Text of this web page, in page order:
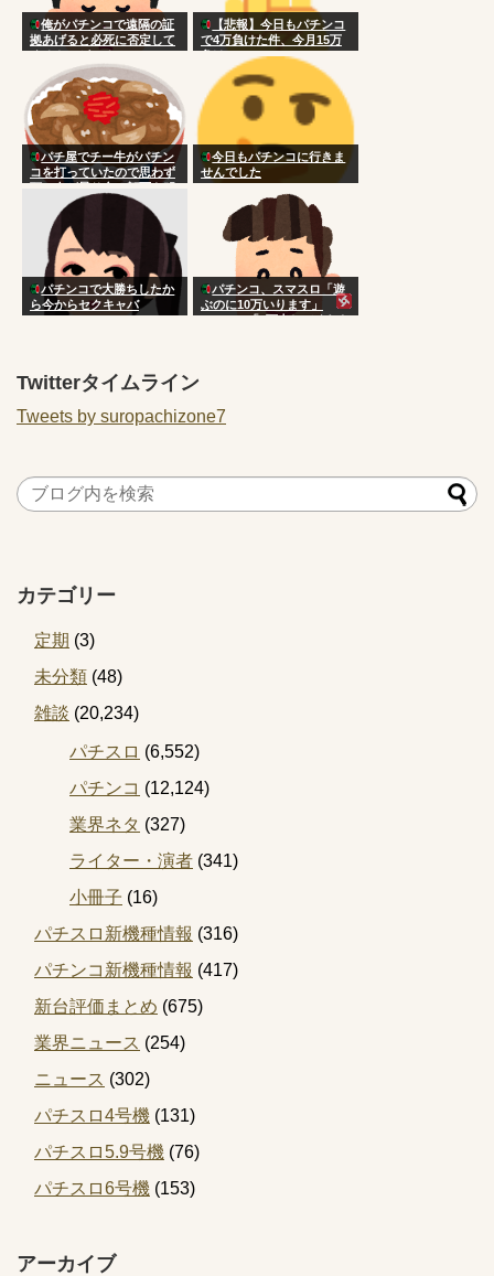
俺がパチンコで遠隔の証
拠あげると必死に否定して
くるやつがいる
【悲報】今日もパチンコ
で4万負けた件、今月15万
負け
パチ屋でチー牛がパチン
コを打っていたので思わず
頭に血が昇り台に顔面を叩
きつけた
今日もパチンコに行きま
せんでした
パチンコで大勝ちしたか
ら今からセクキャバ
パチンコ、スマスロ「遊
ぶのに10万いります」
Switch2「5万出してくれた
Twitterタイムライン
Tweets by suropachizone7
カテゴリー
定期 (3)
未分類 (48)
雑談 (20,234)
パチスロ (6,552)
パチンコ (12,124)
業界ネタ (327)
ライター・演者 (341)
小冊子 (16)
パチスロ新機種情報 (316)
パチンコ新機種情報 (417)
新台評価まとめ (675)
業界ニュース (254)
ニュース (302)
パチスロ4号機 (131)
パチスロ5.9号機 (76)
パチスロ6号機 (153)
アーカイブ